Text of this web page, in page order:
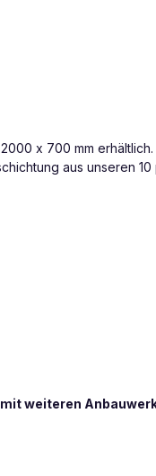
x 700 mm erhältlich.
aus unseren
weiteren